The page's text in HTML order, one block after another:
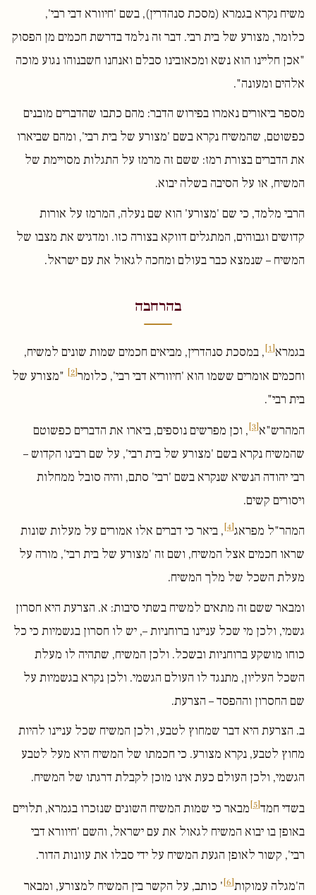
משיח נקרא בגמרא (מסכת סנהדרין), בשם 'חיוורא דבי רבי',
כלומר, מצורע של בית רבי. דבר זה נלמד בדרשת חכמים מן הפסוק
"אכן חליינו הוא נשא ומכאובינו סבלם ואנחנו חשבנוהו נגוע מוכה
אלהים ומעונה".
מספר ביאורים נאמרו בפירוש הדבר: מהם כתבו שהדברים מובנים
כפשוטם, שהמשיח נקרא בשם 'מצורע של בית רבי', ומהם שביארו
את הדברים בצורת רמז: ששם זה מרמז על התגלות מסויימת של
המשיח, או על הסיבה בשלה יבוא.
הרבי מלמד, כי שם 'מצורע' הוא שם נעלה, המרמז על אורות
קדושים וגבוהים, המתגלים דווקא בצורה כזו. ומדגיש את מצבו של
המשיח – שנמצא כבר בעולם ומחכה לגאול את עם ישראל.
בהרחבה
בגמרא[1]
, במסכת סנהדרין, מביאים חכמים שמות שונים למשיח,
וחכמים אומרים ששמו הוא 'חיווריא דבי רבי', כלומר[2]
"מצורע של
בית רבי".
המהרש"א[3]
, וכן מפרשים נוספים, ביארו את הדברים כפשוטם
שהמשיח נקרא בשם 'מצורע של בית רבי', על שם רבינו הקדוש –
רבי יהודה הנשיא שנקרא בשם 'רבי' סתם, והיה סובל ממחלות
ויסורים קשים.
המהר"ל מפראג[4]
, ביאר כי דברים אלו אמורים על מעלות שונות
שראו חכמים אצל המשיח, ושם זה 'מצורע של בית רבי', מורה על
מעלת השכל של מלך המשיח.
ומבאר ששם זה מתאים למשיח בשתי סיבות: א. הצרעת היא חסרון
גשמי, ולכן מי שכל עניינו ברוחניות –, יש לו חסרון בגשמיות כי כל
כוחו מושקע ברוחניות ובשכל. ולכן המשיח, שתהיה לו מעלת
השכל העליון, מתנגד לו העולם הגשמי. ולכן נקרא בגשמיות על
שם החסרון וההפסד – הצרעת.
ב. הצרעת היא דבר שמחוץ לטבע, ולכן המשיח שכל עניינו להיות
מחוץ לטבע, נקרא מצורע. כי חכמתו של המשיח היא מעל לטבע
הגשמי, ולכן העולם כעת אינו מוכן לקבלת דרגתו של המשיח.
בשדי חמד[5]
מבאר כי שמות המשיח השונים שנזכרו בגמרא, תלויים
באופן בו יבוא המשיח לגאול את עם ישראל, והשם 'חיוורא דבי
רבי', קשור לאופן הגעת המשיח על ידי סבלו את עוונות הדור.
ה'מגלה עמוקות[6]
' כותב, על הקשר בין המשיח למצורע, ומבאר